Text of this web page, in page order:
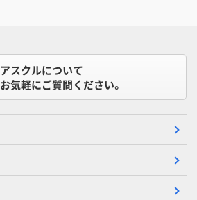
アスクルについて
お気軽にご質問ください。